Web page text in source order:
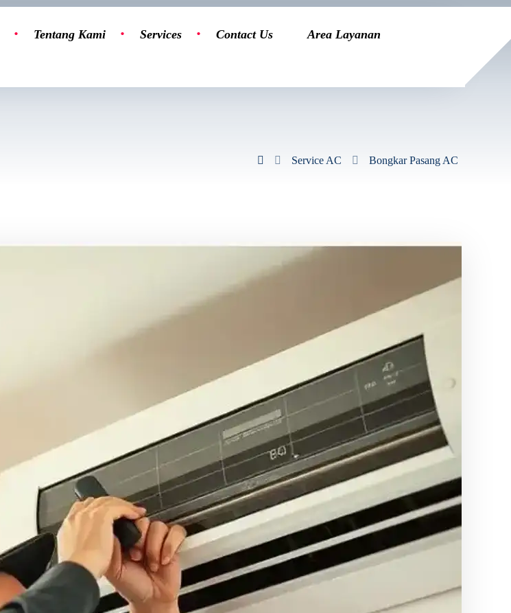
Tentang Kami Services Contact Us Area Layanan
Service AC Bongkar Pasang AC